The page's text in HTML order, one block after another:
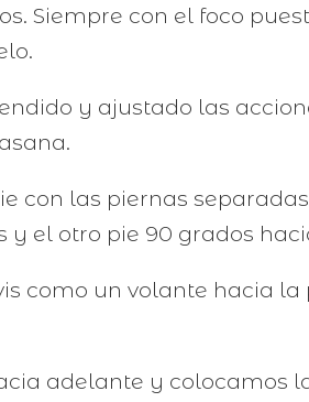
Siempre con el foco
y ajustado las
con las piernas
y el otro pie 90 grados
como un volante hacia
adelante y colocamos